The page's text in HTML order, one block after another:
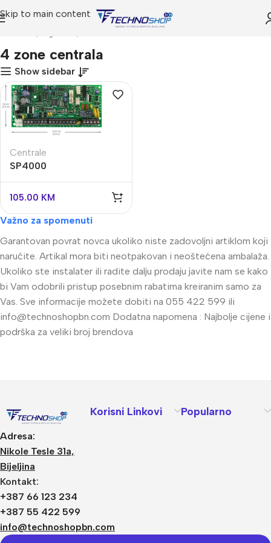
Skip to main content
4 zone centrala
Show sidebar
Centrale
SP4000
105.00 KM
Važno za spomenuti
Garantovan povrat novca ukoliko niste zadovoljni artiklom koji
naručite. Artikal mora biti neotpakovan i neoštećena ambalaža.
Ukoliko ste instalater ili radite dalju prodaju javite nam se kako
bi Vam odobrili pristup posebnim rabatima kreiranim samo za
Vas. Sve informacije možete dobiti na 055 422 599 ili
info@technoshopbn.com Dodatna napomena : Najbolje cijene i
podrška za veliki broj brendova
Adresa:
Nikole Tesle 31a,
Bijeljina
Kontakt:
+387 66 123 234
+387 55 422 599
info@technoshopbn.com
Korisni Linkovi Popularno